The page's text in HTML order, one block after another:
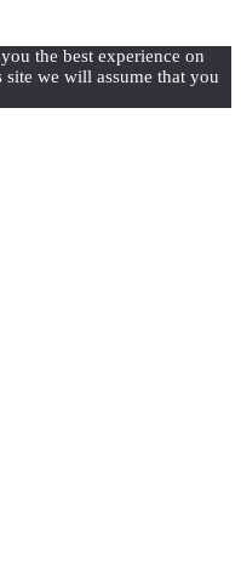
the best experience on
we will assume that you